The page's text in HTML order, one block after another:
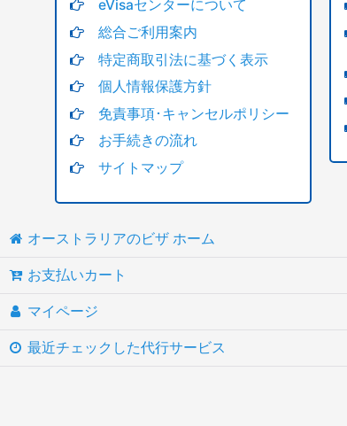
eVisaセンターについて
総合ご利用案内
特定商取引法に基づく表示
個人情報保護方針
免責事項･キャンセルポリシー
お手続きの流れ
サイトマップ
オーストラリアのビザ ホーム
お支払いカート
マイページ
最近チェックした代行サービス